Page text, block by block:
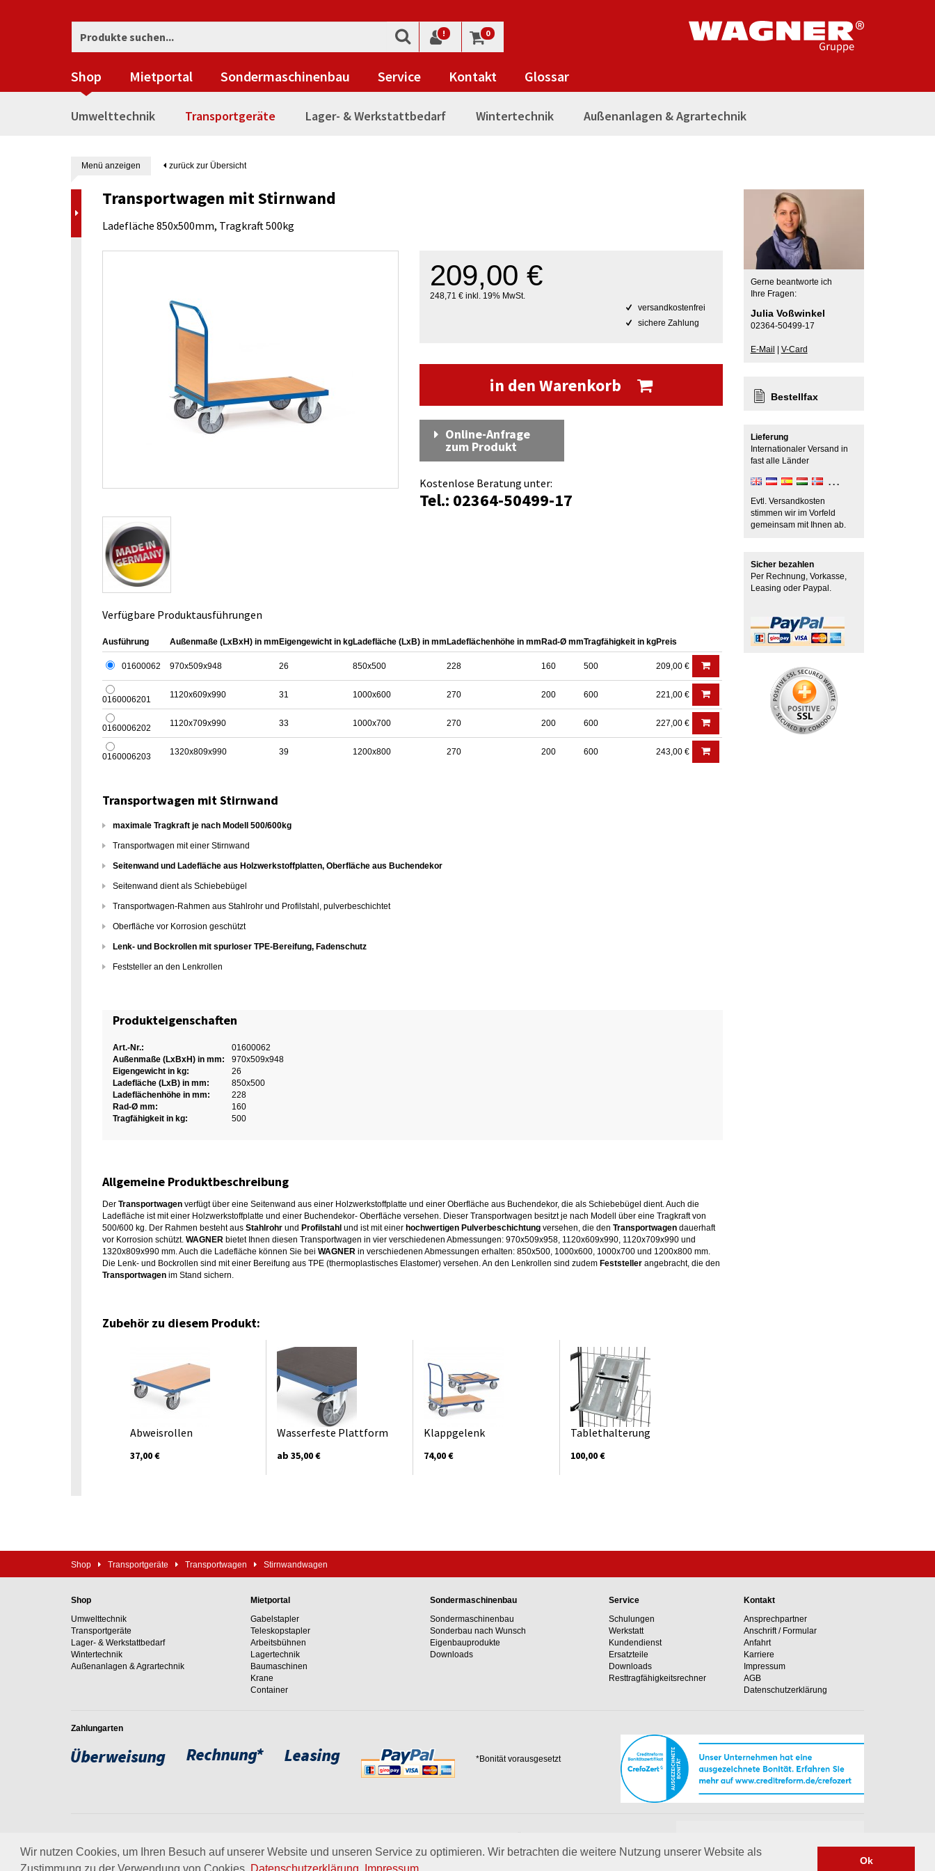
Wir nutzen Cookies, um Ihren Besuch auf unserer Website und unseren Service zu optimieren. Wir betrachten die weitere Nutzung unserer Website als
Zustimmung zu der Verwendung von Cookies. Datenschutzerklärung Impressum.
Ok
! 0
Shop Mietportal Sondermaschinenbau Service Kontakt Glossar
Umwelttechnik Transportgeräte Lager- & Werkstattbedarf Wintertechnik Außenanlagen & Agrartechnik
Menü anzeigen zurück zur Übersicht
Transportwagen mit Stirnwand
Ladefläche 850x500mm, Tragkraft 500kg
209,00 €
248,71 € inkl. 19% MwSt.
versandkostenfrei
sichere Zahlung
in den Warenkorb
Online-Anfrage
zum Produkt
Kostenlose Beratung unter:
Tel.: 02364-50499-17
Verfügbare Produktausführungen
Ausführung Außenmaße (LxBxH) in mm Eigengewicht in kgLadefläche (LxB) in mm Ladeflächenhöhe in mm Rad-Ø mmTragfähigkeit in kgPreis
01600062 970x509x948 26 850x500 228 160 500 209,00 €
0160006201 1120x609x990 31 1000x600 270 200 600 221,00 €
0160006202 1120x709x990 33 1000x700 270 200 600 227,00 €
0160006203 1320x809x990 39 1200x800 270 200 600 243,00 €
Transportwagen mit Stirnwand
maximale Tragkraft je nach Modell 500/600kg
Transportwagen mit einer Stirnwand
Seitenwand und Ladefläche aus Holzwerkstoffplatten, Oberfläche aus Buchendekor
Seitenwand dient als Schiebebügel
Transportwagen-Rahmen aus Stahlrohr und Profilstahl, pulverbeschichtet
Oberfläche vor Korrosion geschützt
Lenk- und Bockrollen mit spurloser TPE-Bereifung, Fadenschutz
Feststeller an den Lenkrollen
Produkteigenschaften
Art.-Nr.:
01600062
Außenmaße (LxBxH) in mm:
970x509x948
Eigengewicht in kg:
26
Ladefläche (LxB) in mm:
850x500
Ladeflächenhöhe in mm:
228
Rad-Ø mm:
160
Tragfähigkeit in kg:
500
Allgemeine Produktbeschreibung
Der Transportwagen verfügt über eine Seitenwand aus einer Holzwerkstoffplatte und einer Oberfläche aus Buchendekor, die als Schiebebügel dient. Auch die
Ladefläche ist mit einer Holzwerkstoffplatte und einer Buchendekor- Oberfläche versehen. Dieser Transportwagen besitzt je nach Modell über eine Tragkraft von
500/600 kg. Der Rahmen besteht aus Stahlrohr und Profilstahl und ist mit einer hochwertigen Pulverbeschichtung versehen, die den Transportwagen dauerhaft
vor Korrosion schützt. WAGNER bietet Ihnen diesen Transportwagen in vier verschiedenen Abmessungen: 970x509x958, 1120x609x990, 1120x709x990 und
1320x809x990 mm. Auch die Ladefläche können Sie bei WAGNER in verschiedenen Abmessungen erhalten: 850x500, 1000x600, 1000x700 und 1200x800 mm.
Die Lenk- und Bockrollen sind mit einer Bereifung aus TPE (thermoplastisches Elastomer) versehen. An den Lenkrollen sind zudem Feststeller angebracht, die den
Transportwagen im Stand sichern.
Zubehör zu diesem Produkt:
Abweisrollen
37,00 €
Wasserfeste Plattform
ab 35,00 €
Klappgelenk
74,00 €
Tablethalterung
100,00 €
Gerne beantworte ich
Ihre Fragen:
Julia Voßwinkel
02364-50499-17
E-Mail V-Card
Bestellfax
Lieferung
Internationaler Versand in
fast alle Länder
Evtl. Versandkosten
stimmen wir im Vorfeld
gemeinsam mit Ihnen ab.
Sicher bezahlen
Per Rechnung, Vorkasse,
Leasing oder Paypal.
Shop Transportgeräte Transportwagen Stirnwandwagen
Shop
Umwelttechnik
Transportgeräte
Lager- & Werkstattbedarf
Wintertechnik
Außenanlagen & Agrartechnik
Mietportal
Gabelstapler
Teleskopstapler
Arbeitsbühnen
Lagertechnik
Baumaschinen
Krane
Container
Sondermaschinenbau
Sondermaschinenbau
Sonderbau nach Wunsch
Eigenbauprodukte
Downloads
Service
Schulungen
Werkstatt
Kundendienst
Ersatzteile
Downloads
Resttragfähig­keits­rechner
Kontakt
Ansprechpartner
Anschrift / Formular
Anfahrt
Karriere
Impressum
AGB
Datenschutzerklärung
Zahlungarten
*Bonität vorausgesetzt
Weltweit setzen wir unsere Erfahrungswerte und unser Streben nach innovativen Lösungen in unvergleichliche Anlagen
um. Erfahren Sie mehr über uns. mehr über Wagner +49 02364 50499-0